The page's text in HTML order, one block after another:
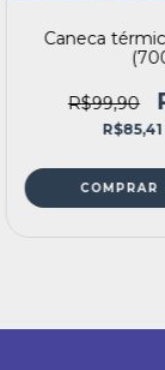
Caneca
R$99,90
R$85,41